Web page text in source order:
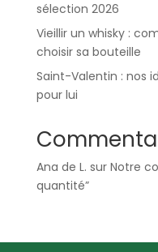
sélection 2026
Vieillir un whisky :
choisir sa bouteille
Saint-Valentin : nos
pour lui
Ana de L. sur Notre
quantité”